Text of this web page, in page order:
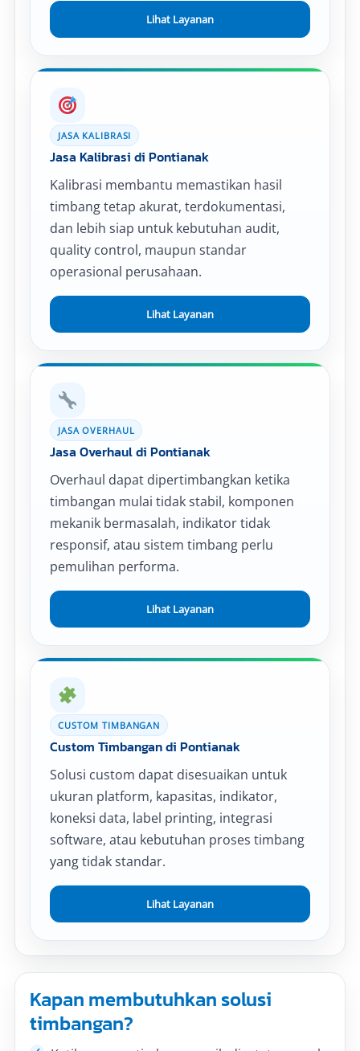
Lihat Layanan
JASA KALIBRASI
Jasa Kalibrasi di Pontianak
Kalibrasi membantu memastikan hasil
timbang tetap akurat, terdokumentasi,
dan lebih siap untuk kebutuhan audit,
quality control, maupun standar
operasional perusahaan.
Lihat Layanan
JASA OVERHAUL
Jasa Overhaul di Pontianak
Overhaul dapat dipertimbangkan ketika
timbangan mulai tidak stabil, komponen
mekanik bermasalah, indikator tidak
responsif, atau sistem timbang perlu
pemulihan performa.
Lihat Layanan
CUSTOM TIMBANGAN
Custom Timbangan di Pontianak
Solusi custom dapat disesuaikan untuk
ukuran platform, kapasitas, indikator,
koneksi data, label printing, integrasi
software, atau kebutuhan proses timbang
yang tidak standar.
Lihat Layanan
Kapan membutuhkan solusi
timbangan?